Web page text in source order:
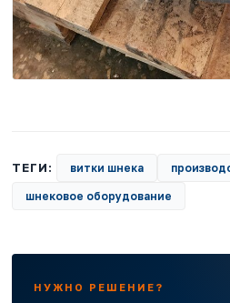
ТЕГИ: витки шнека
шнековое оборудование
НУЖНО РЕШЕНИЕ?